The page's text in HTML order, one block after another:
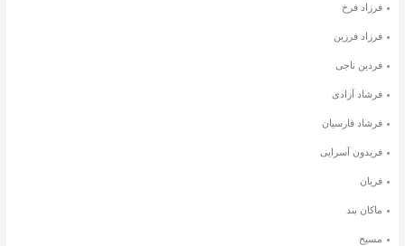
فرزاد فرخ
فرزاد فرزین
فردین ناجی
فرشاد آزادی
فرشاد فارسیان
فریدون آسرایی
فریان
ماکان بند
مسیح